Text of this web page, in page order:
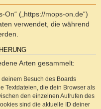
On“ („https://mops-on.de“)
verwendet, die während
Arten gesammelt:
Besuch des Boards
Textdateien, die dein Browser als
den einzelnen Aufrufen des
sind die aktuelle ID deiner